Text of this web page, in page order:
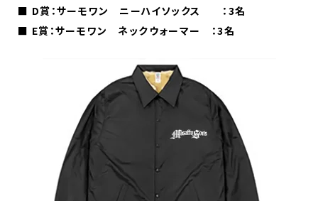
■ D賞：サーモワン ニーハイソックス ：3名
■ E賞：サーモワン ネックウォーマー ：3名